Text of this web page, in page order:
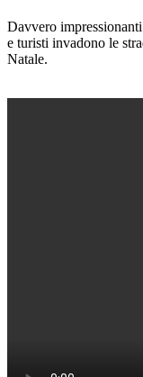
Davvero
e turisti invadono le
Natale.